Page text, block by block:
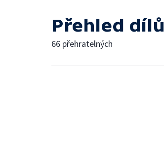
Přehled dílů
66 přehratelných